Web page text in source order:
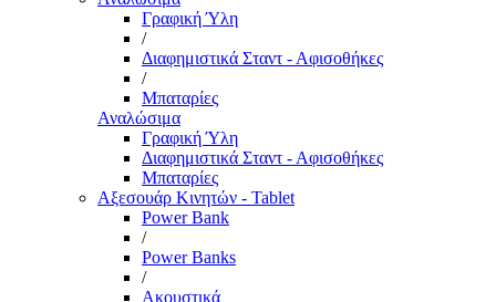
Γραφική Ύλη
/
Διαφημιστικά Σταντ - Αφισοθήκες
/
Μπαταρίες
Αναλώσιμα
Γραφική Ύλη
Διαφημιστικά Σταντ - Αφισοθήκες
Μπαταρίες
Αξεσουάρ Κινητών - Tablet
Power Bank
/
Power Banks
/
Ακουστικά